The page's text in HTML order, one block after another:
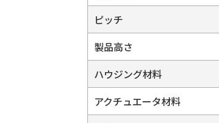
ピッチ
製品高さ
ハウジング材料
アクチュエータ材料